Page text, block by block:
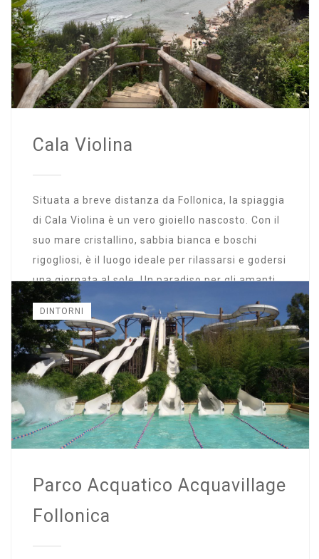
Cala Violina
Situata a breve distanza da Follonica, la spiaggia
di Cala Violina è un vero gioiello nascosto. Con il
suo mare cristallino, sabbia bianca e boschi
rigogliosi, è il luogo ideale per rilassarsi e godersi
una giornata al sole. Un paradiso per gli amanti
del mare e delle bellezze naturali.
Continua a leggere
DINTORNI
Parco Acquatico Acquavillage
Follonica